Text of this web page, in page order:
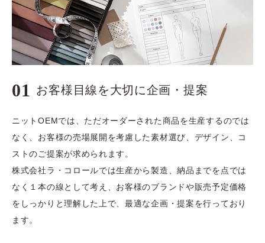
01 お客様目線を大切に企画・提案
ニットOEMでは、ただオーダーされた商品を生産するのでは
なく、お客様の売場展開を考慮した素材選び、デザイン、コ
ストのご提案が求められます。
​​​​​​​株式会社ラ・コロールでは生産から製造、納品までを点では
なく１本の線として考え、お客様のブランドや販売予定価格
をしっかりと理解した上で、最適な企画・提案を行っており
ます。